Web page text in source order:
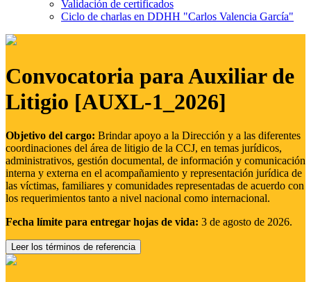
Validación de certificados
Ciclo de charlas en DDHH "Carlos Valencia García"
Convocatoria para Auxiliar de
Litigio [AUXL-1_2026]
Objetivo del cargo: Brindar apoyo a la Dirección y a las diferentes
coordinaciones del área de litigio de la CCJ, en temas jurídicos,
administrativos, gestión documental, de información y comunicación
interna y externa en el acompañamiento y representación jurídica de
las víctimas, familiares y comunidades representadas de acuerdo con
los requerimientos tanto a nivel nacional como internacional.
Fecha límite para entregar hojas de vida: 3 de agosto de 2026.
Leer los términos de referencia